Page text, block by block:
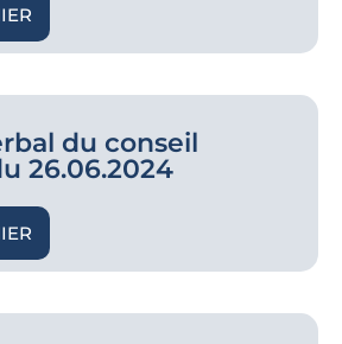
du conseil
26.06.2024